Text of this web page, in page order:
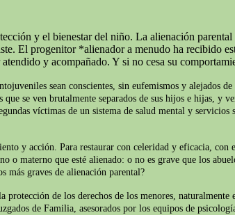
y el bienestar del niño. La alienación
El progenitor *alienador a menudo ha recibido
y acompañado. Y si no cesa su
sean conscientes, sin eufemismos y alejados
se ven brutalmente separados de sus hijos e hijas,
víctimas de un sistema de salud mental y
y acción. Para restaurar con celeridad y eficacia,
materno que esté alienado: o no es grave que los
más graves de alienación parental?
de los derechos de los menores,
de Familia, asesorados por los equipos de